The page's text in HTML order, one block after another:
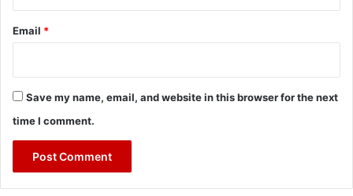
Email *
Save my name, email, and website in this browser for the next
time I comment.